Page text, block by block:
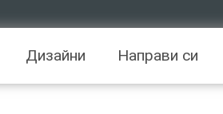
Дизайни Направи си